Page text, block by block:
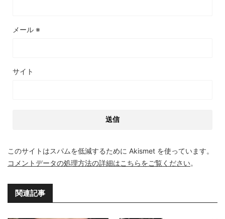
メール ※
サイト
このサイトはスパムを低減するために Akismet を使っています。
コメントデータの処理方法の詳細はこちらをご覧ください。
関連記事